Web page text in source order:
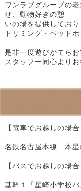
ワンラブグループの
せ、動物好きの憩
いの場を提供しており
トリミング・ペット
是非一度遊びがてらお
スタッフ一同心より
【電車でお越しの場合
名鉄名古屋本線 本
【バスでお越しの場合
基幹１「星崎小学校